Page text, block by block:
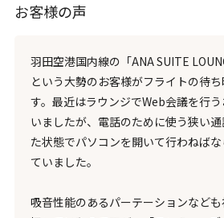
お客様の声
羽田空港国内線の「ANA SUITE
という大勢のお客様がフライトの待
す。最近はラウンジでWeb会議を行
いましたが、電話のために使う狭い
た状態でパソコンを開いて行わねば
ていました。
吸音性能のあるパーテーションなど